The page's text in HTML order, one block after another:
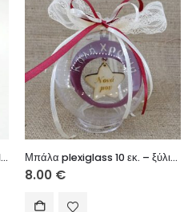
Ξύλινο μάτι με χρυσό καθρέφτη 18X9 εκ. Μπάλα plexiglass 10 εκ. – ξύλινο στοιχείο Καλή Χρονιά (Νονά μου)
8.00 €